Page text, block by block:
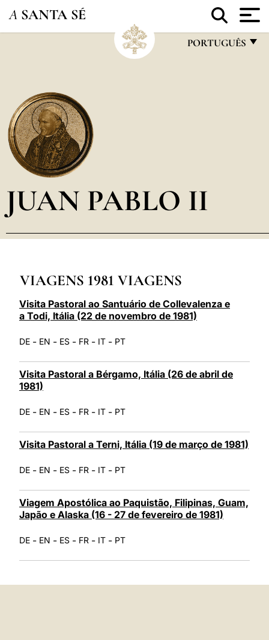
A SANTA SÉ
PORTUGUÊS
POLSKI
العربيّة
JUAN PABLO II
VIAGENS 1981 VIAGENS
Visita Pastoral ao Santuário de Collevalenza e
a Todi, Itália (22 de novembro de 1981)
DE - EN - ES - FR - IT - PT
Visita Pastoral a Bérgamo, Itália (26 de abril de
1981)
DE - EN - ES - FR - IT - PT
Visita Pastoral a Terni, Itália (19 de março de 1981)
DE - EN - ES - FR - IT - PT
Viagem Apostólica ao Paquistão, Filipinas, Guam,
Japão e Alaska (16 - 27 de fevereiro de 1981)
DE - EN - ES - FR - IT - PT